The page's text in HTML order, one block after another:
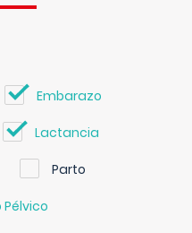
Embarazo
Lactancia
Parto
Pélvico